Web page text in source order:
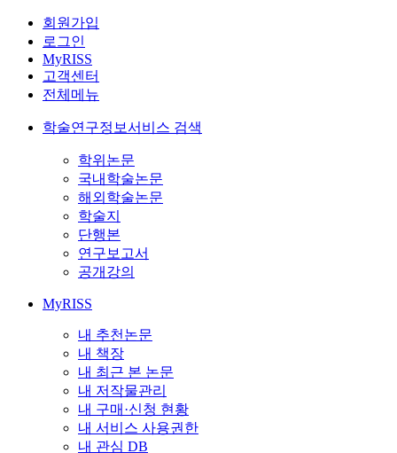
회원가입
로그인
MyRISS
고객센터
전체메뉴
학술연구정보서비스 검색
학위논문
국내학술논문
해외학술논문
학술지
단행본
연구보고서
공개강의
MyRISS
내 추천논문
내 책장
내 최근 본 논문
내 저작물관리
내 구매·신청 현황
내 서비스 사용권한
내 관심 DB